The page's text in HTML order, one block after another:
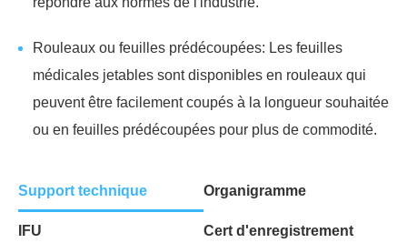
Rouleaux ou feuilles prédécoupées: Les feuilles
médicales jetables sont disponibles en rouleaux qui
peuvent être facilement coupés à la longueur souhaitée
ou en feuilles prédécoupées pour plus de commodité.
Support technique Organigramme
IFU Cert d'enregistrement